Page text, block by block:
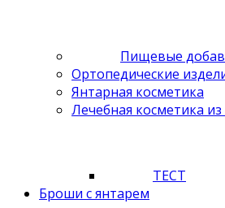
Пищевые
Ортопедические
Янтарная косметика
Лечебная косметика из
ТЕСТ
Броши с янтарем